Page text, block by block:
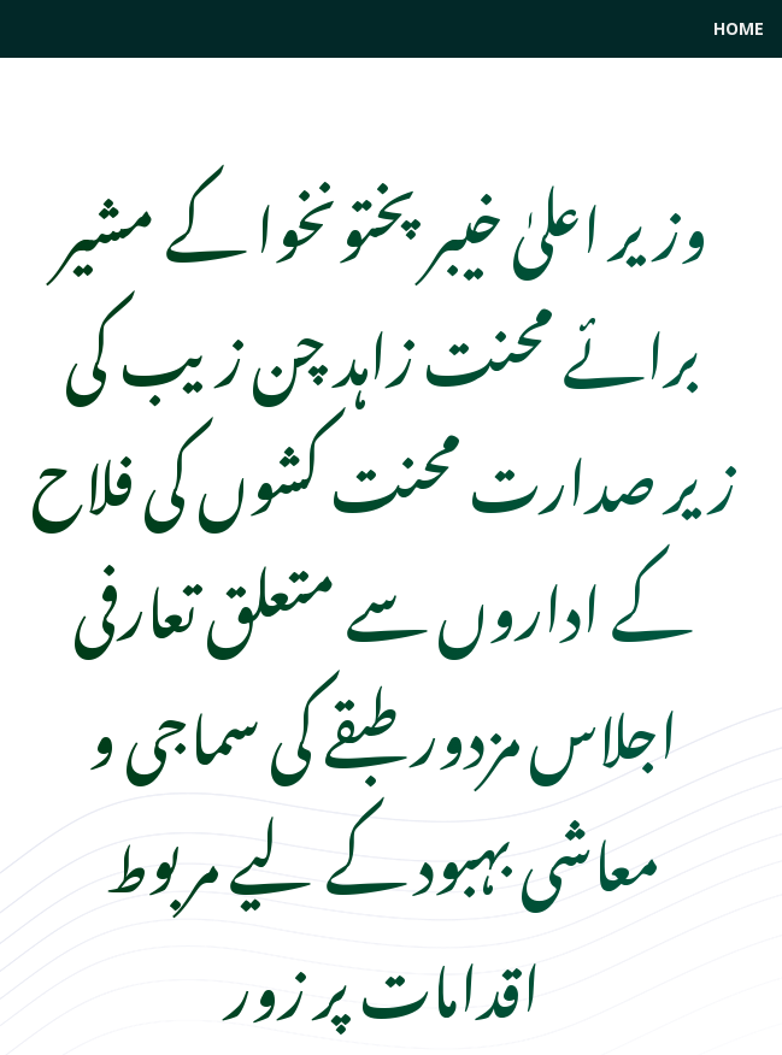
HOME
وزیر اعلیٰ خیبر پختونخوا کے مشیر
برائے محنت زاہد چن زیب کی
زیر صدارت محنت کشوں کی فلاح
کے اداروں سے متعلق تعارفی
اجلاس مزدور طبقے کی سماجی و
معاشی بہبود کے لیے مربوط
اقدامات پر زور